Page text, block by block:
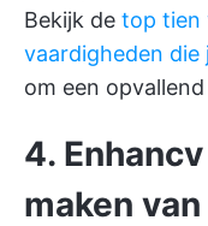
Bekijk de top tien
vaardigheden die
om een
4.
maken